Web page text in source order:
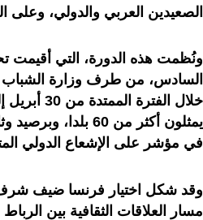
الصعيدين العربي والدولي، وعلى
ونُظمت هذه الدورة، التي أقيمت
السادس، من طرف وزارة الشباب
في مؤشر على الإشعاع الدولي
وقد شكل اختيار فرنسا ضيف شرف
مسار العلاقات الثقافية بين